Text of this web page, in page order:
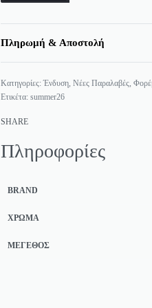
Πληρωμή & Αποστολή
Κατηγορίες:Ένδυση, Νέες Παραλαβές,
Ετικέτα: summer26
SHARE
Πληροφορίες
BRAND
ΧΡΏΜΑ
ΜΈΓΕΘΟΣ